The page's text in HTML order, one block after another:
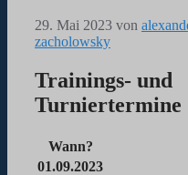
29. Mai 2023 von
zacholowsky
Trainings- und
Turniertermine
Wann?
01.09.2023